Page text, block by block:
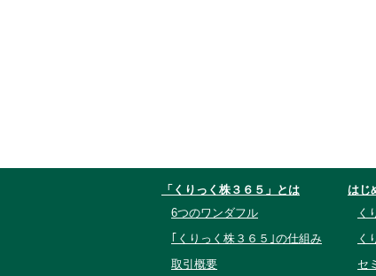
「くりっく株３６５」とは
6つのワンダフル
｢くりっく株３６５｣の仕組み
取引概要
はじ
く
く
セ